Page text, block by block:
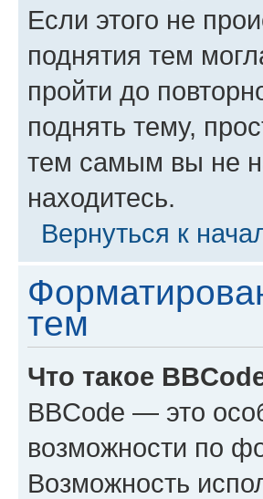
Если этого не
поднятия тем
пройти до
поднять тему,
тем самым вы не
находитесь.
Вернуться к
тем
Что такое
BBCode — это
возможности по
Возможность